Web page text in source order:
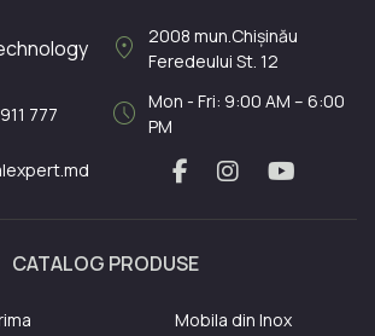
location_on 2008 mun.Chișinău
Feredeului St. 12
777 schedule Mon - Fri: 9:00 AM – 6:00
PM
CATALOG PRODUSE
Mobila din Inox